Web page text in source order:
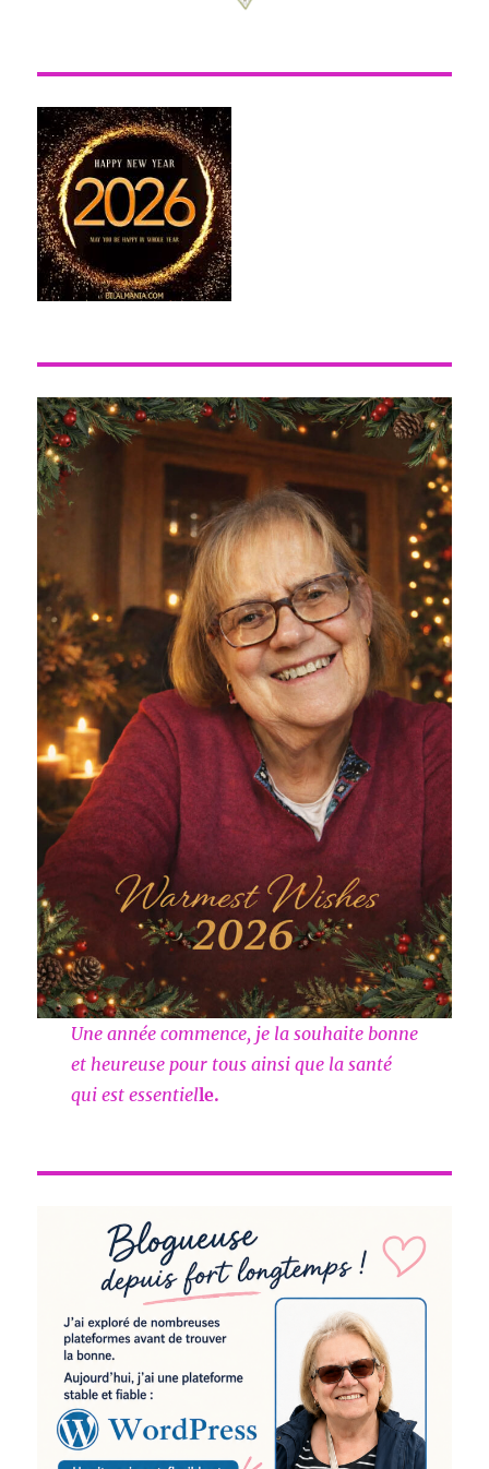
Une année commence, je la souhaite bonne
et heureuse pour tous ainsi que la santé
qui est essentielle.